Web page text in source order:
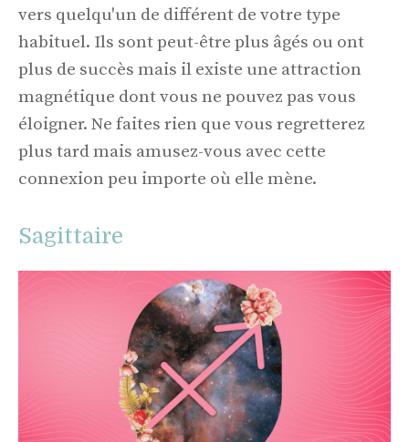
vers quelqu'un de différent de votre type
habituel. Ils sont peut-être plus âgés ou ont
plus de succès mais il existe une attraction
magnétique dont vous ne pouvez pas vous
éloigner. Ne faites rien que vous regretterez
plus tard mais amusez-vous avec cette
connexion peu importe où elle mène.
Sagittaire